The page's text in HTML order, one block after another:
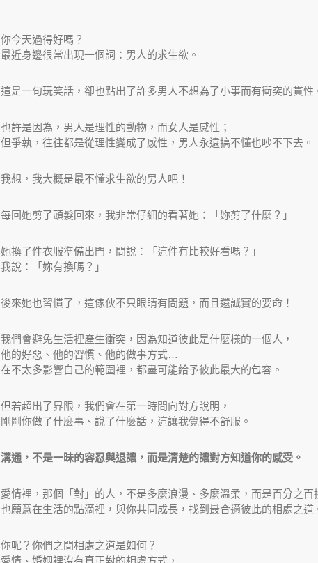
你今天過得好嗎？
最近身邊很常出現一個詞：男人的求生欲。
這是一句玩笑話，卻也點出了許多男人不想為了小事而有衝突的貫性
也許是因為，男人是理性的動物，而女人是感性；
但爭執，往往都是從理性變成了感性，男人永遠搞不懂也吵不下去。
我想，我大概是最不懂求生欲的男人吧！
每回她剪了頭髮回來，我非常仔細的看著她：「妳剪了什麼？」
她換了件衣服準備出門，問說：「這件有比較好看嗎？」
我說：「妳有換嗎？」
後來她也習慣了，這傢伙不只眼睛有問題，而且還誠實的要命！
我們會避免生活裡產生衝突，因為知道彼此是什麼樣的一個人，
他的好惡、他的習慣、他的做事方式…
在不太多影響自己的範圍裡，都盡可能給予彼此最大的包容。
但若超出了界限，我們會在第一時間向對方說明，
剛剛你做了什麼事、說了什麼話，這讓我覺得不舒服。
溝通，不是一昧的容忍與退讓，而是清楚的讓對方知道你的感受。
愛情裡，那個「對」的人，不是多麼浪漫、多麼溫柔，而是百分之百
也願意在生活的點滴裡，與你共同成長，找到最合適彼此的相處之道
你呢？你們之間相處之道是如何？
愛情、婚姻裡沒有真正對的相處方式，